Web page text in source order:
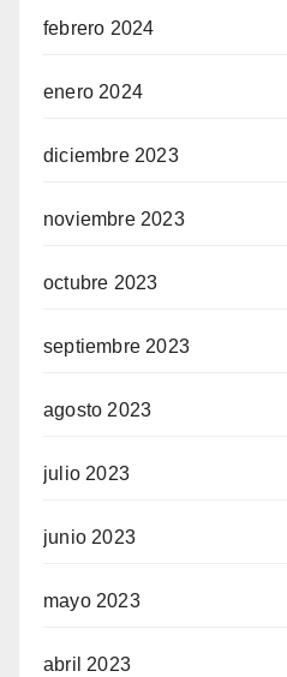
febrero 2024
enero 2024
diciembre 2023
noviembre 2023
octubre 2023
septiembre 2023
agosto 2023
julio 2023
junio 2023
mayo 2023
abril 2023